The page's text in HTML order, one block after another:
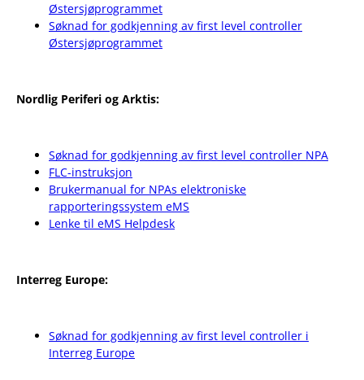
Østersjøprogrammet
Søknad for godkjenning av first level controller
Østersjøprogrammet
Nordlig Periferi og Arktis:
Søknad for godkjenning av first level controller NPA
FLC-instruksjon
Brukermanual for NPAs elektroniske
rapporteringssystem eMS
Lenke til eMS Helpdesk
Interreg Europe:
Søknad for godkjenning av first level controller i
Interreg Europe